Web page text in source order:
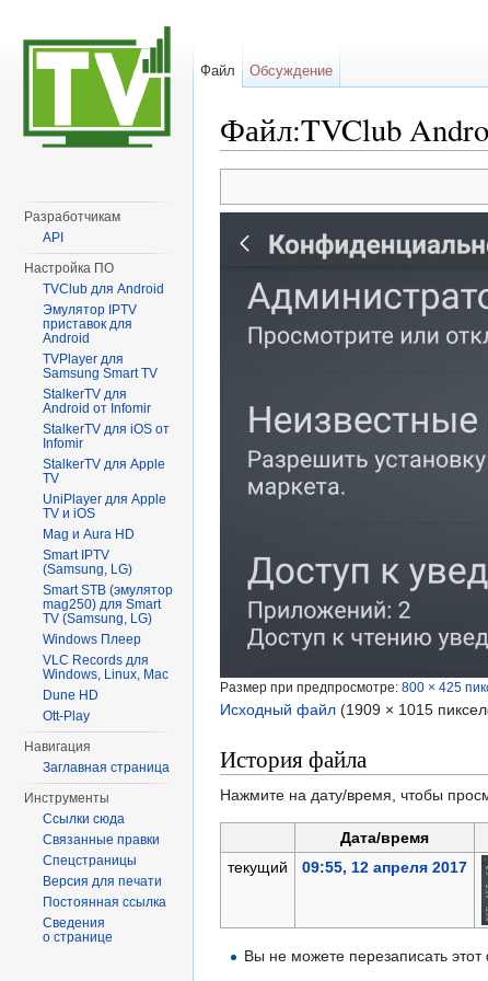
Файл:TVClub
Размер при предпросмотре: 800 × 425
Исходный файл (1909 × 1015
История файла
Нажмите на дату/время, чтобы
Дата/время
текущий
09:55, 12 апреля 2017
Вы не можете перезаписать этот
Файл Обсуждение
Разработчикам
API
Настройка ПО
TVClub для Android
Эмулятор IPTV
приставок для
Android
TVPlayer для
Samsung Smart TV
StalkerTV для
Android от Infomir
StalkerTV для iOS от
Infomir
StalkerTV для Apple
TV
UniPlayer для Apple
TV и iOS
Mag и Aura HD
Smart IPTV
(Samsung, LG)
Smart STB (эмулятор
mag250) для Smart
TV (Samsung, LG)
Windows Плеер
VLC Records для
Windows, Linux, Mac
Dune HD
Ott-Play
Навигация
Заглавная страница
Инструменты
Ссылки сюда
Связанные правки
Спецстраницы
Версия для печати
Постоянная ссылка
Сведения
о странице